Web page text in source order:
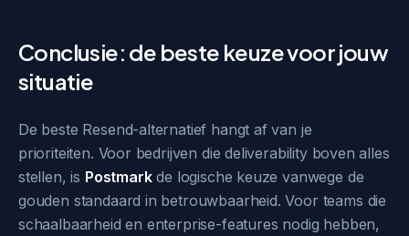
Conclusie: de beste keuze voor jouw
situatie
De beste Resend-alternatief hangt af van je
prioriteiten. Voor bedrijven die deliverability boven alles
stellen, is Postmarkde logische keuze vanwege de
gouden standaard in betrouwbaarheid. Voor teams die
schaalbaarheid en enterprise-features nodig hebben,